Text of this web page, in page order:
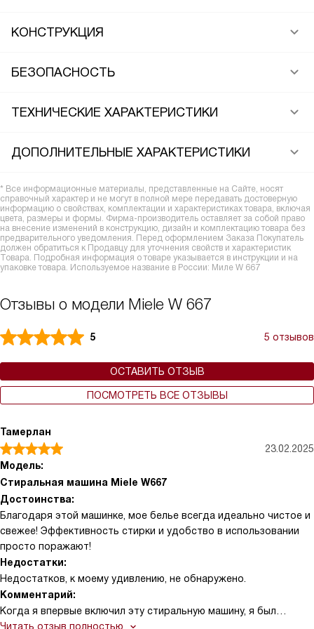
КОНСТРУКЦИЯ
БЕЗОПАСНОСТЬ
ТЕХНИЧЕСКИЕ ХАРАКТЕРИСТИКИ
ДОПОЛНИТЕЛЬНЫЕ ХАРАКТЕРИСТИКИ
* Все информационные материалы, представленные на Сайте, носят
справочный характер и не могут в полной мере передавать достоверную
информацию о свойствах, комплектации и характеристиках товара, включая
цвета, размеры и формы. Фирма-производитель оставляет за собой право
на внесение изменений в конструкцию, дизайн и комплектацию товара без
предварительного уведомления. Перед оформлением Заказа Покупатель
должен обратиться к Продавцу для уточнения свойств и характеристик
Товара. Подробная информация о товаре указывается в инструкции и на
упаковке товара. Используемое название в России: Миле W 667
Отзывы о модели Miele W 667
5 5 отзывов
ОСТАВИТЬ ОТЗЫВ
ПОСМОТРЕТЬ ВСЕ ОТЗЫВЫ
Тамерлан
23.02.2025
Модель:
Стиральная машина Miele W667
Достоинства:
Благодаря этой машинке, мое белье всегда идеально чистое и
свежее! Эффективность стирки и удобство в использовании
просто поражают!
Недостатки:
Недостатков, к моему удивлению, не обнаружено.
Комментарий:
Когда я впервые включил эту стиральную машину, я был
приятно удивлен тем, как она тихо работает. Это было такое
Читать отзыв полностью